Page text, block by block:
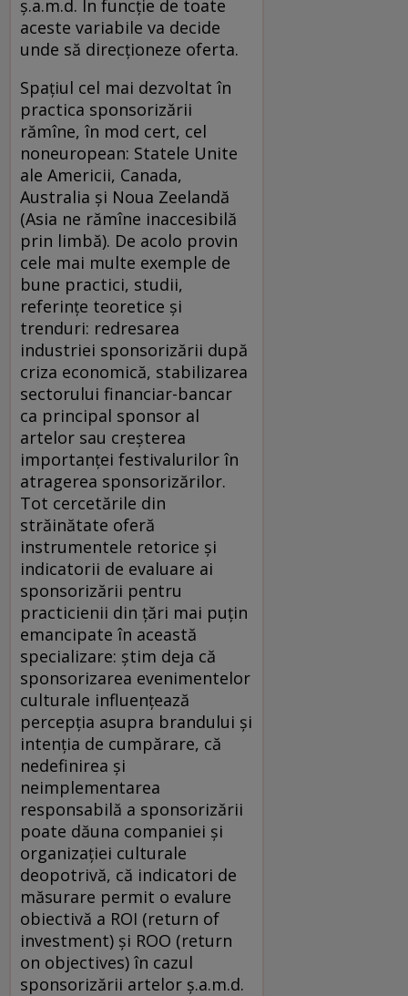
ş.a.m.d. În funcţie de toate
aceste variabile va decide
unde să direcţioneze oferta.
Spaţiul cel mai dezvoltat în
practica sponsorizării
rămîne, în mod cert, cel
noneuropean: Statele Unite
ale Americii, Canada,
Australia şi Noua Zeelandă
(Asia ne rămîne inaccesibilă
prin limbă). De acolo provin
cele mai multe exemple de
bune practici, studii,
referinţe teoretice şi
trenduri: redresarea
industriei sponsorizării după
criza economică, stabilizarea
sectorului financiar-bancar
ca principal sponsor al
artelor sau creşterea
importanţei festivalurilor în
atragerea sponsorizărilor.
Tot cercetările din
străinătate oferă
instrumentele retorice şi
indicatorii de evaluare ai
sponsorizării pentru
practicienii din ţări mai puţin
emancipate în această
specializare: ştim deja că
sponsorizarea evenimentelor
culturale influenţează
percepţia asupra brandului şi
intenţia de cumpărare, că
nedefinirea şi
neimplementarea
responsabilă a sponsorizării
poate dăuna companiei şi
organizaţiei culturale
deopotrivă, că indicatori de
măsurare permit o evalure
obiectivă a ROI (return of
investment) şi ROO (return
on objectives) în cazul
sponsorizării artelor ş.a.m.d.